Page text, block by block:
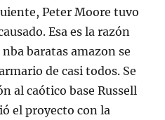
Peter Moore tuvo
Esa es la razón
baratas amazon se
de casi todos. Se
al caótico base Russell
el proyecto con la